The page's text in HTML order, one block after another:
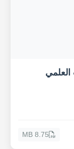
العلمي
8.75 MB